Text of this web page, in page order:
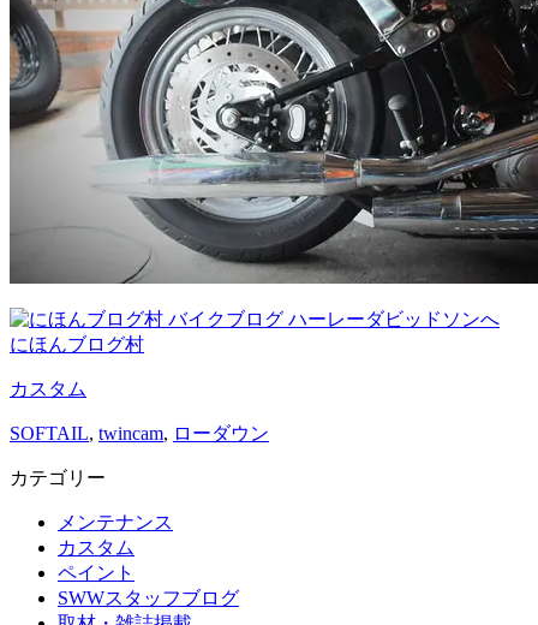
にほんブログ村
カスタム
SOFTAIL, twincam, ローダウン
カテゴリー
メンテナンス
カスタム
ペイント
SWWスタッフブログ